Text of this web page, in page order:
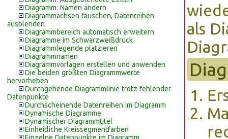
Diagramm: Namen ändern
Diagrammachsen tauschen, Datenreihen
ausblenden
Diagrammbereich automatisch erweitern
Diagramme im Schwarzweißdruck
Diagrammlegende platzieren
Diagrammnamen
Diagrammvorlagen erstellen und anwenden
Die beiden größten Diagrammwerte
hervorheben
Durchgehende Diagrammlinie trotz fehlender
Datenpunkte
Durchscheinende Datenreihen im Diagramm
Dynamische Diagramme
Dynamischer Diagrammtitel
Einheitliche Kreissegmentfarben
als